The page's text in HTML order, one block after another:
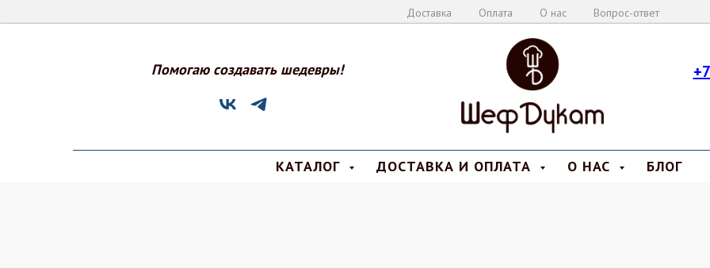
Доставка Оплата О нас Вопрос-ответ
Помогаю создавать шедевры!
КАТАЛОГ ДОСТАВКА И ОПЛАТА О НАС БЛОГ